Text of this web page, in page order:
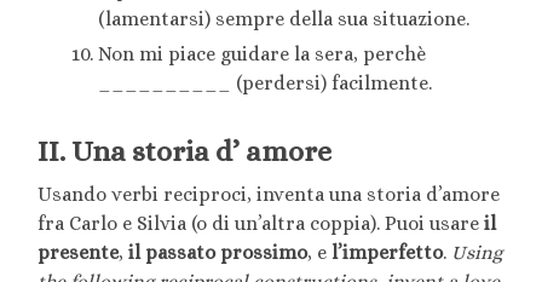
(lamentarsi) sempre della sua situazione.
Non mi piace guidare la sera, perchè
__________ (perdersi) facilmente.
II. Una storia d’ amore
Usando verbi reciproci, inventa una storia d’amore
fra Carlo e Silvia (o di un’altra coppia). Puoi usareil
presente,il passato prossimo, e l’imperfetto. Using